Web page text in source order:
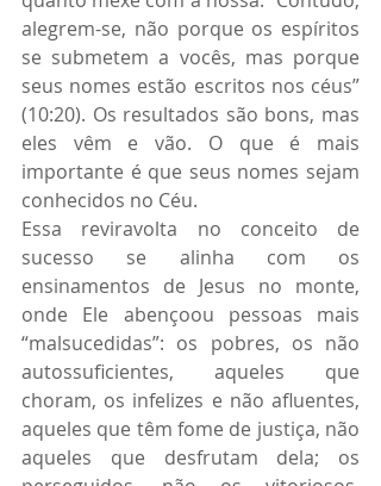
alegrem-se, não porque os espíritos
se submetem a vocês, mas porque
seus nomes estão escritos nos céus”
(10:20). Os resultados são bons, mas
eles vêm e vão. O que é mais
importante é que seus nomes sejam
conhecidos no Céu.
Essa reviravolta no conceito de
sucesso se alinha com os
ensinamentos de Jesus no monte,
onde Ele abençoou pessoas mais
“malsucedidas”: os pobres, os não
autossuficientes, aqueles que
choram, os infelizes e não afluentes,
aqueles que têm fome de justiça, não
aqueles que desfrutam dela; os